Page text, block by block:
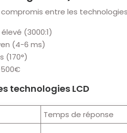
entre les technologies
(3000:1)
(4-6 ms)
(170°)
500€
technologies LCD
Temps de réponse